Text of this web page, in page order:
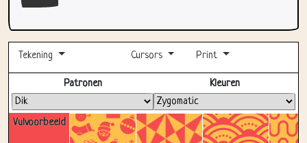
Tekening Cursors Print
Volledig scherm
Vulvoorbeeld
Patronen Kleuren